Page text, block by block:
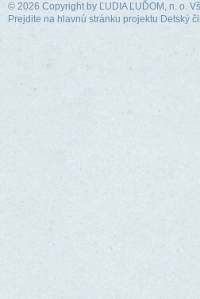
© 2026 Copyright by ĽUDIA ĽUĎOM, n. o.
Prejdite na hlavnú stránku projektu Detský